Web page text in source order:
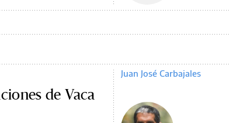
de Vaca
Juan José Carbajales